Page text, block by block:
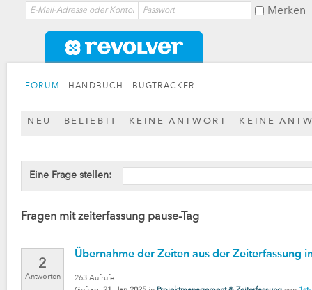
Merken
FORUM HANDBUCH BUGTRACKER
NEU BELIEBT! KEINE ANTWORT KEINE
Eine Frage stellen:
Fragen mit zeiterfassung pause-Tag
2
Antworten
Übernahme der Zeiten aus der Zeiterfassung
263 Aufrufe